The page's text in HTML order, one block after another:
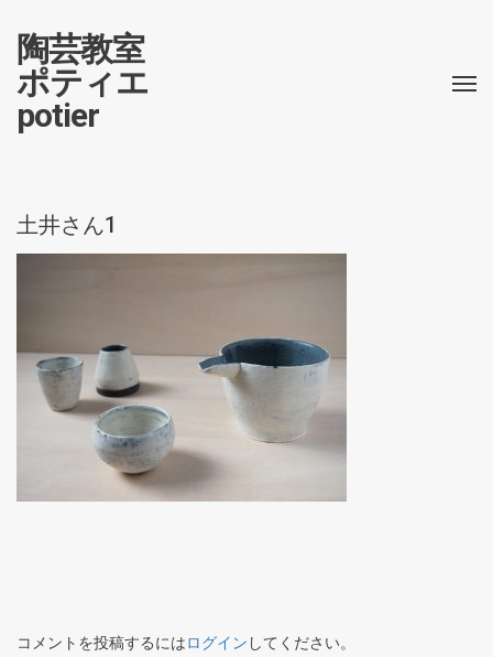
陶芸教室
ポティエ
potier
土井さん1
コメントを投稿するにはログイン してください。